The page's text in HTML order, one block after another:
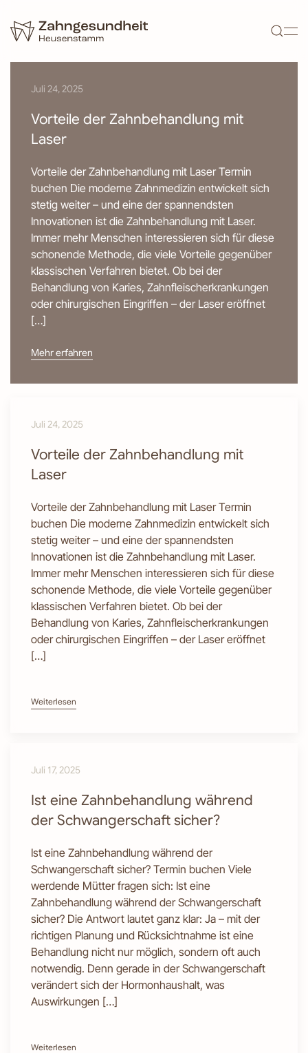
Zum Hauptinhalt springen
Juli 24, 2025
Vorteile der Zahnbehandlung mit
Laser
Vorteile der Zahnbehandlung mit Laser Termin
buchen Die moderne Zahnmedizin entwickelt sich
stetig weiter – und eine der spannendsten
Innovationen ist die Zahnbehandlung mit Laser.
Immer mehr Menschen interessieren sich für diese
schonende Methode, die viele Vorteile gegenüber
klassischen Verfahren bietet. Ob bei der
Behandlung von Karies, Zahnfleischerkrankungen
oder chirurgischen Eingriffen – der Laser eröffnet
[…]
Mehr erfahren
Juli 24, 2025
Vorteile der Zahnbehandlung mit
Laser
Vorteile der Zahnbehandlung mit Laser Termin
buchen Die moderne Zahnmedizin entwickelt sich
stetig weiter – und eine der spannendsten
Innovationen ist die Zahnbehandlung mit Laser.
Immer mehr Menschen interessieren sich für diese
schonende Methode, die viele Vorteile gegenüber
klassischen Verfahren bietet. Ob bei der
Behandlung von Karies, Zahnfleischerkrankungen
oder chirurgischen Eingriffen – der Laser eröffnet
[…]
Weiterlesen
Juli 17, 2025
Ist eine Zahnbehandlung während
der Schwangerschaft sicher?
Ist eine Zahnbehandlung während der
Schwangerschaft sicher? Termin buchen Viele
werdende Mütter fragen sich: Ist eine
Zahnbehandlung während der Schwangerschaft
sicher? Die Antwort lautet ganz klar: Ja – mit der
richtigen Planung und Rücksichtnahme ist eine
Behandlung nicht nur möglich, sondern oft auch
notwendig. Denn gerade in der Schwangerschaft
verändert sich der Hormonhaushalt, was
Auswirkungen […]
Weiterlesen